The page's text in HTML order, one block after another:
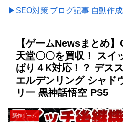
▶SEO対策 ブログ記事 自動作
【ゲームNewsまとめ
天堂〇〇を買収！ スイ
ぱり４K対応！？ デス
エルデンリング シャド
リー 黒神話悟空 PS5
新作ゲーム